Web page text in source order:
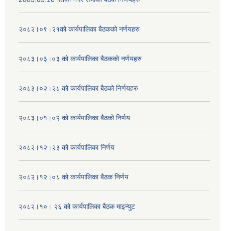
२०८२।०९।२१को कार्यपालिका बैठकको नर्णयहरु
२०८३।०३।०३ को कार्यपालिका बैठकको नर्णयहरु
२०८३।०२।२८ को कार्यपालिका बैठको निर्णयहरु
२०८३।०१।०२ को कार्यपालिका बैठको निर्णय
२०८२।१२।२३ को कार्यपालिका निर्णय
२०८२।१२।०८ को कार्यपालिका बैठक निर्णय
२०८२।१०। २६ को कार्यपालिका बैठक माइन्युट